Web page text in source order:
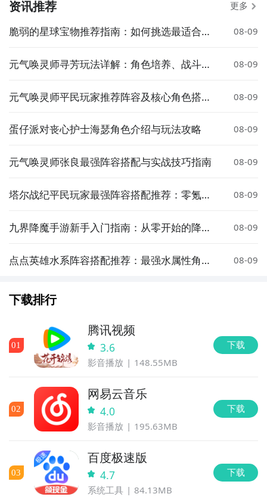
资讯推荐 更多
脆弱的星球宝物推荐指南：如何挑选最适合的
08-09
元气唤灵师寻芳玩法详解：角色培养、战斗技
08-09
元气唤灵师平民玩家推荐阵容及核心角色搭配
08-09
蛋仔派对丧心护士海瑟角色介绍与玩法攻略 08-09
元气唤灵师张良最强阵容搭配与实战技巧指南 08-09
塔尔战纪平民玩家最强阵容搭配推荐：零氪也
08-09
九界降魔手游新手入门指南：从零开始的降魔
08-09
点点英雄水系阵容搭配推荐：最强水属性角色
08-09
下载排行
01
腾讯视频
3.6
影音播放 148.55MB
下载
02
网易云音乐
4.0
影音播放 195.63MB
下载
03
百度极速版
4.7
系统工具 84.13MB
下载